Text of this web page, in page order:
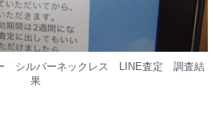
シルバーネックレス LINE査定 調査結
果